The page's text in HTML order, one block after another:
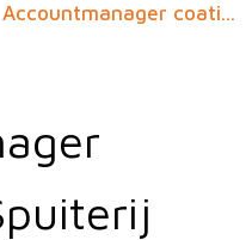
Accountmanager coati...